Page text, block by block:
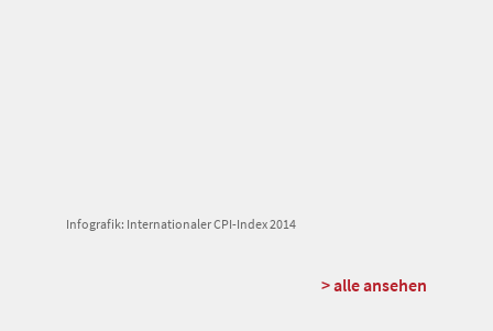
Infografik: Internationaler CPI-Index 2014
> alle ansehen